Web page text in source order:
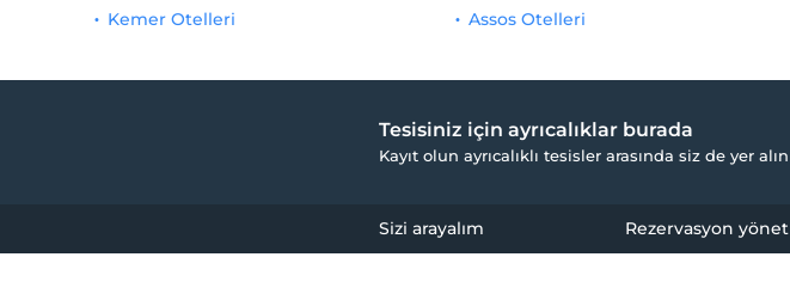
Kemer Otelleri Assos Otelleri
Tesisiniz için ayrıcalıklar burada
Kayıt olun ayrıcalıklı tesisler arasında siz de yer alın
Sizi arayalım Rezervasyon yönet